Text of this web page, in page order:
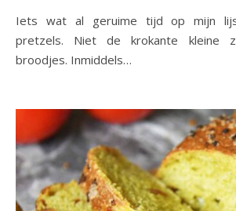
Iets wat al geruime tijd op mijn lijstje stond waren
pretzels. Niet de krokante kleine
broodjes. Inmiddels…